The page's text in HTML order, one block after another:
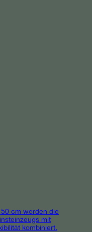
cm werden die
mit
kombiniert.